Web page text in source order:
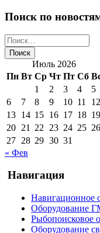
Поиск по
Июль 2026
Пн Вт Ср Чт Пт Сб
1
2 3 4
5
6
7 8 9 10 11
12
13 14 15 16 17 18 19
20 21 22 23 24 25 26
27 28 29 30 31
« Фев
Навигация
Навигационное
Оборудование
Рыбопоисковое
Оборудование